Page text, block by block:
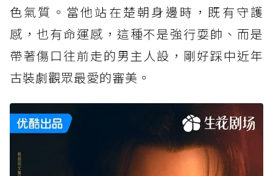
色氣質。當他站在楚朝身邊時，既有守護
感，也有命運感，這種不是強行耍帥、而是
帶著傷口往前走的男主人設，剛好踩中近年
古裝劇觀眾最愛的審美。